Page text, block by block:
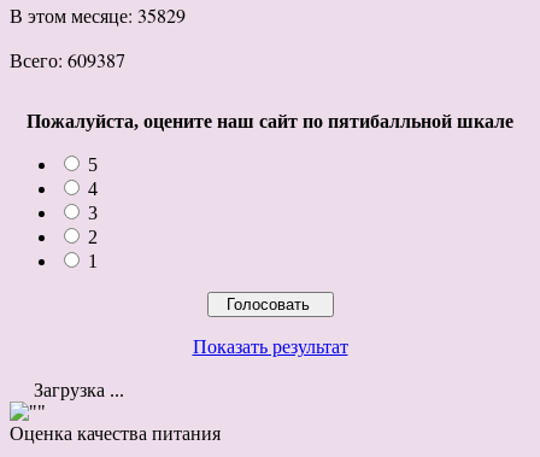
В этом месяце: 35829
Всего: 609387
Пожалуйста, оцените наш сайт по пятибалльной шкале
5
4
3
2
1
Показать результат
Загрузка ...
Оценка качества питания